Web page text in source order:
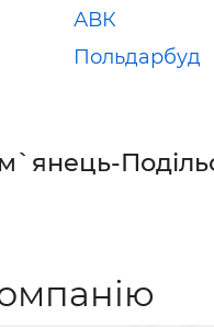
АВК
Польдарбуд